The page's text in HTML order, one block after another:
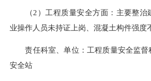
（2 ） 工程质量安全方面： 主要整治
业操作人员未持证上岗、混凝土构件强度
责任科室、单位： 工程质量安全监
安全站